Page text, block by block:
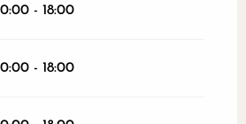
- 18:00
- 18:00